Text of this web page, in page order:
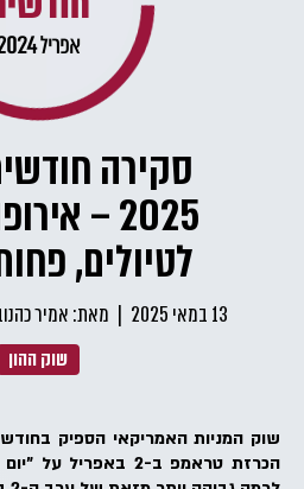
סקירה
2025 –
לטיולים,
13 במאי 2025 | מאת: אמיר
שוק ההון
שוק המניות האמריקאי הספיק
הכרזת טראמפ ב-2